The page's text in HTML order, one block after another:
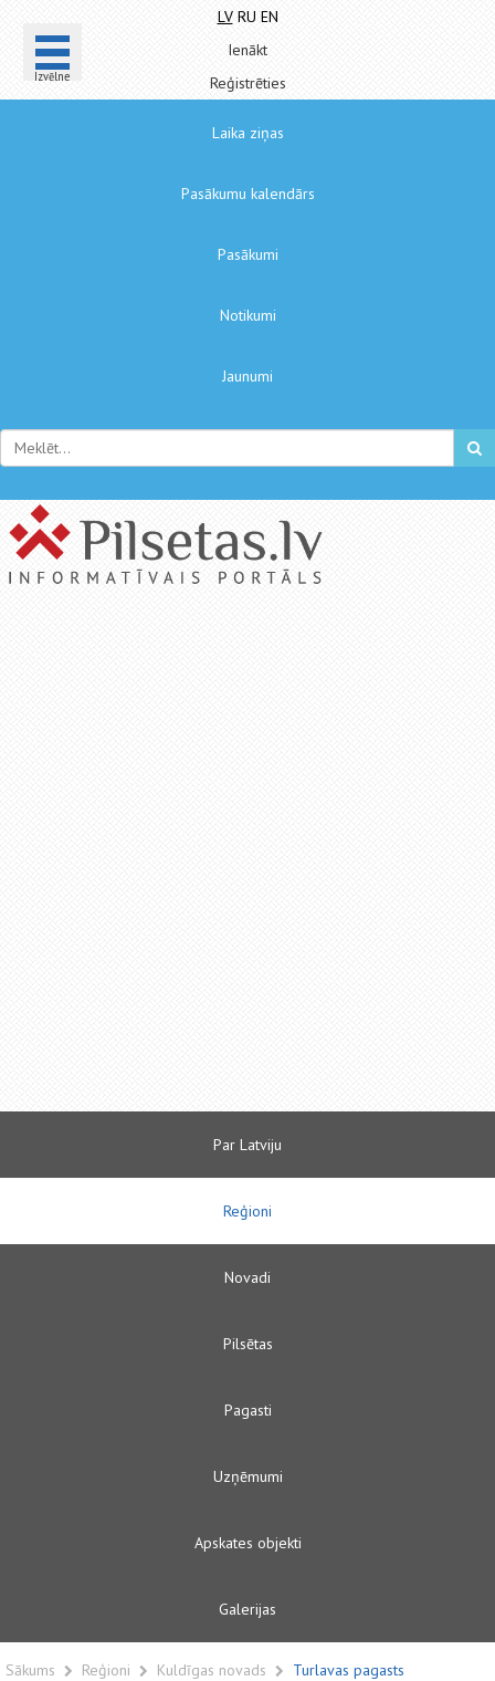
Izvēlne
LV RU EN
Ienākt
Reģistrēties
Laika ziņas
Pasākumu kalendārs
Pasākumi
Notikumi
Jaunumi
Par Latviju
Reģioni
Novadi
Pilsētas
Pagasti
Uzņēmumi
Apskates objekti
Galerijas
Sākums Reģioni Kuldīgas novads Turlavas pagasts